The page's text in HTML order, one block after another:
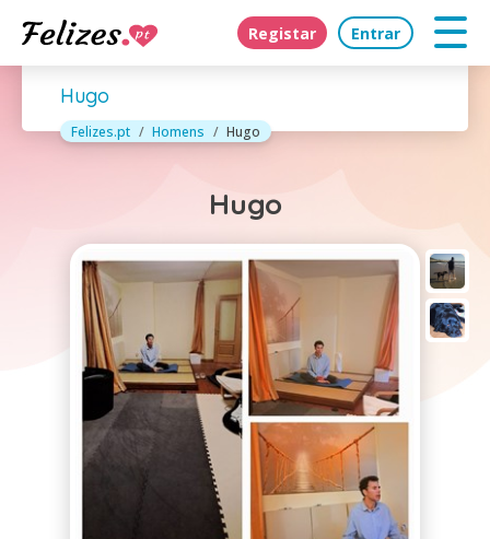
Registar Entrar
Hugo
Felizes.pt Homens Hugo
Hugo